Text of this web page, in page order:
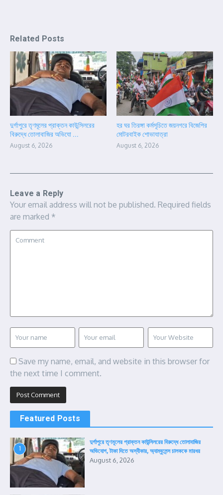
Related Posts
দুর্গাপুরে তৃণমূলের প্রাক্তন কাউন্সিলরের
বিরুদ্ধে তোলাবাজির অভিযো ...
August 6, 2026
হর ঘর তিরঙ্গা কর্মসূচিতে জয়নগরে বিজেপির
মোটরবাইক শোভাযাত্রা
August 6, 2026
Leave a Reply
Your email address will not be published. Required fields
are marked *
Save my name, email, and website in this browser for
the next time I comment.
Featured Posts
1
দুর্গাপুরে তৃণমূলের প্রাক্তন কাউন্সিলরের বিরুদ্ধে তোলাবাজির
অভিযোগ, টাকা দিতে অস্বীকার, অ্যাম্বুলেন্স চালককে মারধর
August 6, 2026